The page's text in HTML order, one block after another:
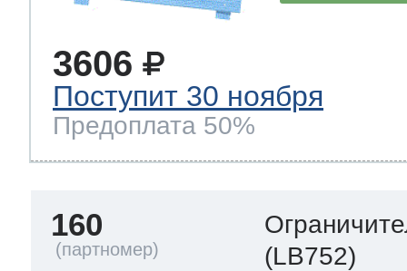
3606
Поступит 30 ноября
Предоплата 50%
160
(LB752)